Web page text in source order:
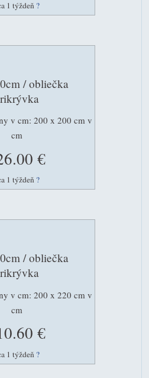
1 týždeň ?
/ obliečka
v cm: 200 x 200 cm v
cm
€
1 týždeň ?
/ obliečka
v cm: 200 x 220 cm v
cm
€
1 týždeň ?